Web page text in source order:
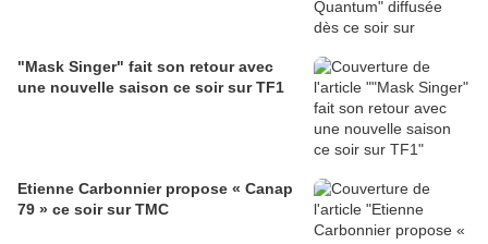
"Mask Singer" fait son retour avec
une nouvelle saison ce soir sur TF1
Etienne Carbonnier propose « Canap
79 » ce soir sur TMC